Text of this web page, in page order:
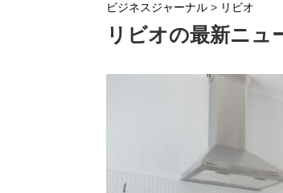
ビジネスジャーナル > リビオ
リビオの最新ニュ